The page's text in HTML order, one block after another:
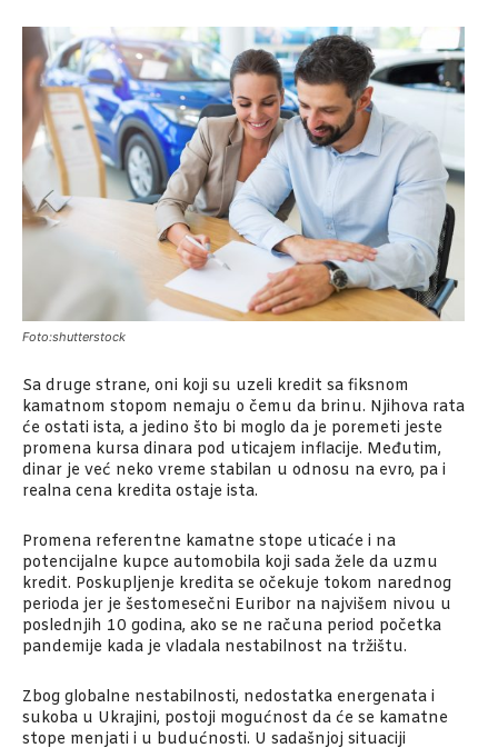
Foto:shutterstock
Sa druge strane, oni koji su uzeli kredit sa fiksnom
kamatnom stopom nemaju o čemu da brinu. Njihova rata
će ostati ista, a jedino što bi moglo da je poremeti jeste
promena kursa dinara pod uticajem inflacije. Međutim,
dinar je već neko vreme stabilan u odnosu na evro, pa i
realna cena kredita ostaje ista.
Promena referentne kamatne stope uticaće i na
potencijalne kupce automobila koji sada žele da uzmu
kredit. Poskupljenje kredita se očekuje tokom narednog
perioda jer je šestomesečni Euribor na najvišem nivou u
poslednjih 10 godina, ako se ne računa period početka
pandemije kada je vladala nestabilnost na tržištu.
Zbog globalne nestabilnosti, nedostatka energenata i
sukoba u Ukrajini, postoji mogućnost da će se kamatne
stope menjati i u budućnosti. U sadašnjoj situaciji